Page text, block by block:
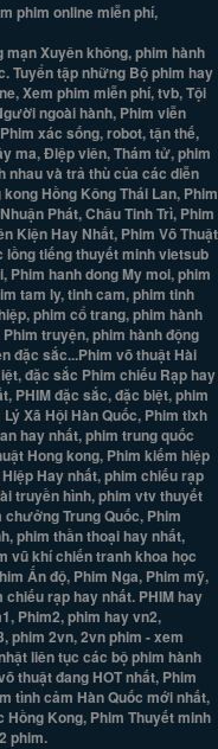
phim online miễn phí,
Xuyên không, phim hành
Tuyển tập những Bộ phim hay
Xem phim miễn phí, tvb, Tội
ngoài hành, Phim viễn
xác sống, robot, tận thế,
ma, Điệp viên, Thám tử, phim
nhau và trả thù của các diễn
Hồng Kông Thái Lan, Phim
Phát, Châu Tinh Trì, Phim
Kiện Hay Nhất, Phim Võ Thuật
lồng tiếng thuyết minh vietsub
Phim hanh dong My moi, phim
tam ly, tinh cam, phim tinh
phim cổ trang, phim hành
truyện, phim hành động
đặc sắc...Phim võ thuật Hài
đặc sắc Phim chiếu Rạp hay
PHIM đặc sắc, đặc biệt, phim
Xã Hội Hàn Quốc, Phim tlxh
hay nhất, phim trung quốc
Hong kong, Phim kiếm hiệp
Hay nhất, phim chiếu rạp
truyền hình, phim vtv thuyết
Trung Quốc, Phim
phim thần thoại hay nhất,
vũ khí chiến tranh khoa học
Ấn độ, Phim Nga, Phim mỹ,
rạp hay nhất. PHIM hay
Phim2, phim hay vn2,
phim 2vn, 2vn phim - xem
liên tục các bộ phim hành
thuật đang HOT nhất, Phim
tình cảm Hàn Quốc mới nhất,
Hồng Kong, Phim Thuyết minh
phim.